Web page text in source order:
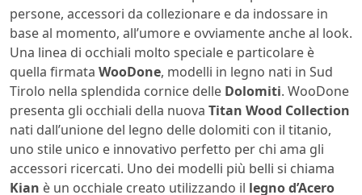
persone, accessori da collezionare e da indossare in
base al momento, all’umore e ovviamente anche al look.
Una linea di occhiali molto speciale e particolare è
quella firmata WooDone, modelli in legno nati in Sud
Tirolo nella splendida cornice delle Dolomiti. WooDone
presenta gli occhiali della nuova Titan Wood Collection
nati dall’unione del legno delle dolomiti con il titanio,
uno stile unico e innovativo perfetto per chi ama gli
accessori ricercati. Uno dei modelli più belli si chiama
Kian è un occhiale creato utilizzando il legno d’Acero